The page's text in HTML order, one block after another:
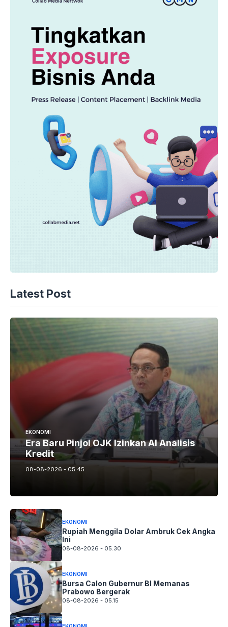
Latest Post
EKONOMI
Era Baru Pinjol OJK Izinkan AI Analisis
Kredit
08-08-2026 - 05.45
EKONOMI
Rupiah Menggila Dolar Ambruk Cek Angka
Ini
08-08-2026 - 05.30
EKONOMI
Bursa Calon Gubernur BI Memanas
Prabowo Bergerak
08-08-2026 - 05.15